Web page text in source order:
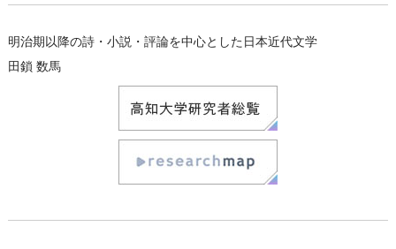
明治期以降の詩・小説・評論を中心とした日本近代文学
田鎖 数馬